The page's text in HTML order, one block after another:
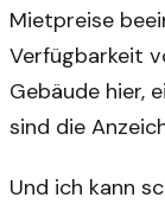
Mietpreise
Verfügbarkeit
Gebäude hier,
sind die
Und ich kann